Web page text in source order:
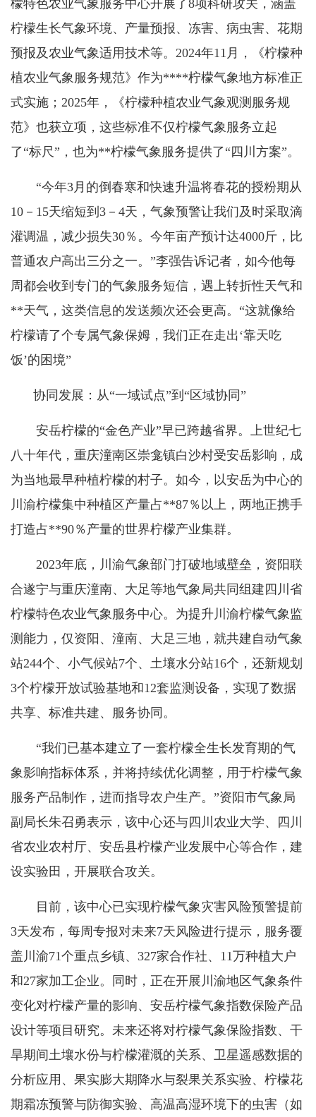
檬特色农业气象服务中心开展了8项科研攻关，涵盖
柠檬生长气象环境、产量预报、冻害、病虫害、花期
预报及农业气象适用技术等。2024年11月，《柠檬种
植农业气象服务规范》作为****柠檬气象地方标准正
式实施；2025年，《柠檬种植农业气象观测服务规
范》也获立项，这些标准不仅柠檬气象服务立起
了“标尺”，也为**柠檬气象服务提供了“四川方案”。
“今年3月的倒春寒和快速升温将春花的授粉期从
10－15天缩短到3－4天，气象预警让我们及时采取滴
灌调温，减少损失30％。今年亩产预计达4000斤，比
普通农户高出三分之一。”李强告诉记者，如今他每
周都会收到专门的气象服务短信，遇上转折性天气和
**天气，这类信息的发送频次还会更高。“这就像给
柠檬请了个专属气象保姆，我们正在走出‘靠天吃
饭’的困境”
协同发展：从“一域试点”到“区域协同”
安岳柠檬的“金色产业”早已跨越省界。上世纪七
八十年代，重庆潼南区崇龛镇白沙村受安岳影响，成
为当地最早种植柠檬的村子。如今，以安岳为中心的
川渝柠檬集中种植区产量占**87％以上，两地正携手
打造占**90％产量的世界柠檬产业集群。
2023年底，川渝气象部门打破地域壁垒，资阳联
合遂宁与重庆潼南、大足等地气象局共同组建四川省
柠檬特色农业气象服务中心。为提升川渝柠檬气象监
测能力，仅资阳、潼南、大足三地，就共建自动气象
站244个、小气候站7个、土壤水分站16个，还新规划
3个柠檬开放试验基地和12套监测设备，实现了数据
共享、标准共建、服务协同。
“我们已基本建立了一套柠檬全生长发育期的气
象影响指标体系，并将持续优化调整，用于柠檬气象
服务产品制作，进而指导农户生产。”资阳市气象局
副局长朱召勇表示，该中心还与四川农业大学、四川
省农业农村厅、安岳县柠檬产业发展中心等合作，建
设实验田，开展联合攻关。
目前，该中心已实现柠檬气象灾害风险预警提前
3天发布，每周专报对未来7天风险进行提示，服务覆
盖川渝71个重点乡镇、327家合作社、11万种植大户
和27家加工企业。同时，正在开展川渝地区气象条件
变化对柠檬产量的影响、安岳柠檬气象指数保险产品
设计等项目研究。未来还将对柠檬气象保险指数、干
旱期间土壤水份与柠檬灌溉的关系、卫星遥感数据的
分析应用、果实膨大期降水与裂果关系实验、柠檬花
期霜冻预警与防御实验、高温高湿环境下的虫害（如